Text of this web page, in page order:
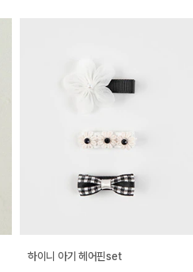
하이니 아기 헤어핀set